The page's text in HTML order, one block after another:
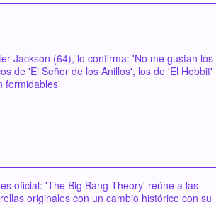
Jackson (64), lo confirma: 'No me gustan los
de 'El Señor de los Anillos', los de 'El Hobbit'
formidables'
oficial: 'The Big Bang Theory' reúne a las
originales con un cambio histórico con su